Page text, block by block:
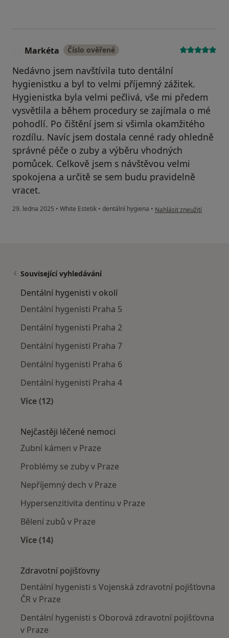
Markéta Číslo ověřené
Nedávno jsem navštívila tuto dentální
hygienistku a byl to velmi příjemný zážitek.
Hygienistka byla velmi pečlivá, vše mi předem
vysvětlila a během procedury se zajímala o mé
pohodlí. Po čištění jsem si všimla okamžitého
rozdílu. Navíc jsem dostala cenné rady ohledně
správné péče o zuby a výběru vhodných
pomůcek. Celkově jsem s návštěvou velmi
spokojena a určitě se sem budu pravidelně
vracet.
29. ledna 2025 • White Estetik • dentální hygiena • podle názoru uživatele
Nahlásit zneužití
Související vyhledávání
Dentální hygenisti v okolí
Dentální hygenisti Praha 5
Dentální hygenisti Praha 2
Dentální hygenisti Praha 7
Dentální hygenisti Praha 6
Dentální hygenisti Praha 4
Více (12)
Nejčastěji léčené nemoci
Zubní kámen v Praze
Problémy se zuby v Praze
Nepříjemný dech v Praze
Hypersenzitivita dentinu v Praze
Bělení zubů v Praze
Více (14)
Zdravotní pojišťovny
Dentální hygenisti s Vojenská zdravotní pojišťovna
ČR v Praze
Dentální hygenisti s Oborová zdravotní pojišťovna
v Praze